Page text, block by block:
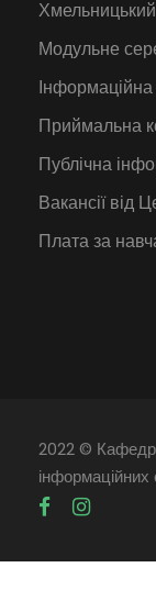
Модульне
Приймальна
Публічна
Вакансії від
Плата за
2022 ©